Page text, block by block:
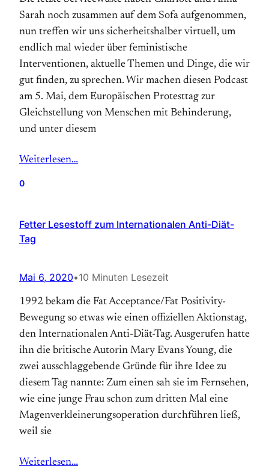
Sarah noch zusammen auf dem Sofa aufgenommen,
nun treffen wir uns sicherheitshalber virtuell, um
endlich mal wieder über feministische
Interventionen, aktuelle Themen und Dinge, die wir
gut finden, zu sprechen. Wir machen diesen Podcast
am 5. Mai, dem Europäischen Protesttag zur
Gleichstellung von Menschen mit Behinderung,
und unter diesem
Weiterlesen…
0
Fetter Lesestoff zum Internationalen Anti-Diät-
Tag
Mai 6, 2020•10 Minuten Lesezeit
1992 bekam die Fat Acceptance/Fat Positivity-
Bewegung so etwas wie einen offiziellen Aktions­tag,
den Internationalen Anti-Diät-Tag. Aus­gerufen hatte
ihn die britische Autorin Mary Evans Young, die
zwei ausschlaggebende Gründe für ihre Idee zu
diesem Tag nannte: Zum einen sah sie im Fernsehen,
wie eine junge Frau schon zum dritten Mal eine
Magen­verkleinerungs­operation durchführen ließ,
weil sie
Weiterlesen…